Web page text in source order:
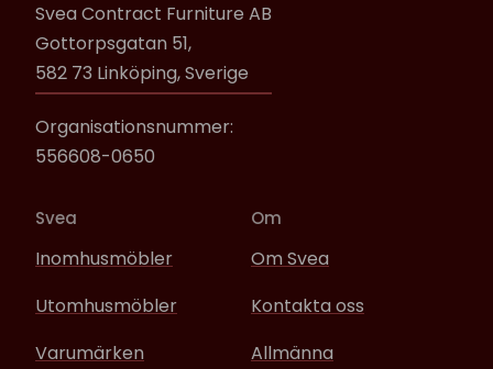
Svea Contract Furniture AB
Gottorpsgatan 51,
582 73 Linköping, Sverige
Organisationsnummer:
556608-0650
Svea
Inomhusmöbler
Utomhusmöbler
Varumärken
Om
Om Svea
Kontakta oss
Allmänna